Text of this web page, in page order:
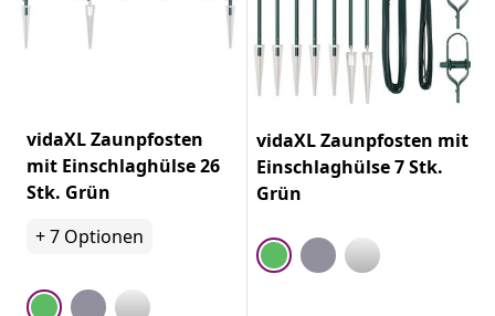
vidaXL Zaunpfosten
mit Einschlaghülse 26
Stk. Grün
+7 Optionen
vidaXL Zaunpfosten mit
Einschlaghülse 7 Stk.
Grün